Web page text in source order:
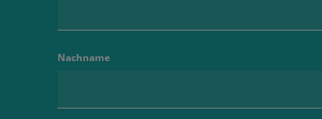
Nachname